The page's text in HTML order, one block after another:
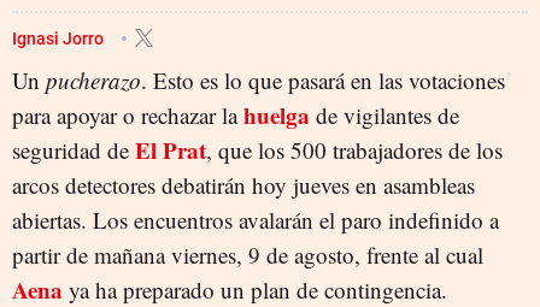
Ignasi Jorro
Un pucherazo. Esto es lo que pasará en las votaciones
para apoyar o rechazar lahuelga de vigilantes de
seguridad de El Prat, que los 500 trabajadores de los
arcos detectores debatirán hoy jueves en asambleas
abiertas. Los encuentros avalarán el paro indefinido a
partir de mañana viernes, 9 de agosto, frente al cual
Aena ya ha preparado un plan de contingencia.